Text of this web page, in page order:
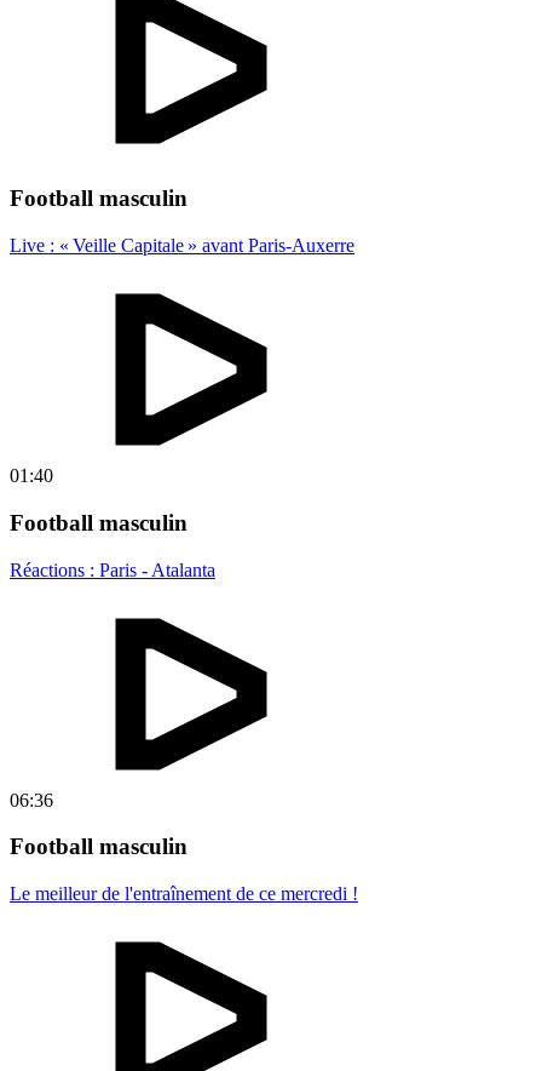
Football masculin
Live : « Veille Capitale » avant Paris-Auxerre
01:40
Football masculin
Réactions : Paris - Atalanta
06:36
Football masculin
Le meilleur de l'entraînement de ce mercredi !